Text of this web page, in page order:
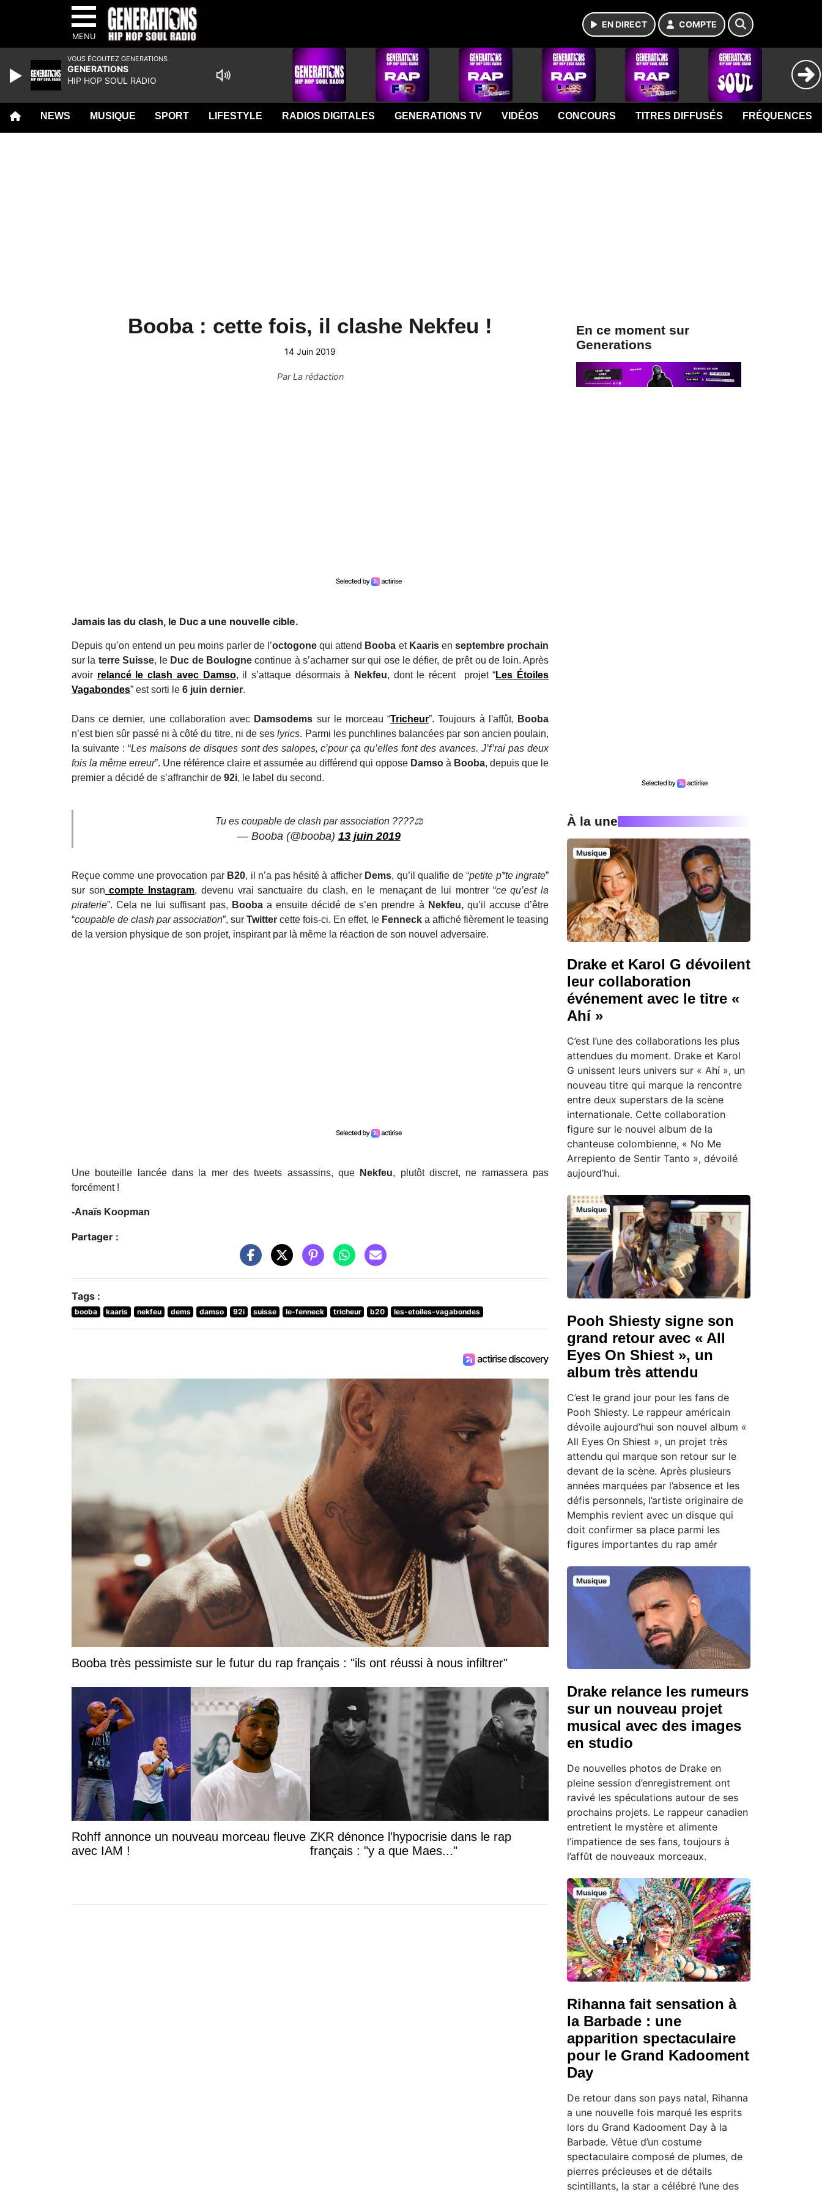
MENU
EN DIRECT COMPTE
NEWS MUSIQUE SPORT LIFESTYLE RADIOS DIGITALES GENERATIONS TV VIDÉOS CONCOURS TITRES DIFFUSÉS FRÉQUENCES
Booba : cette fois, il clashe Nekfeu !
14 Juin 2019
ParLa rédaction
Jamais las du clash, le Duc a une nouvelle cible.
Depuis qu’on entend un peu moins parler de l’octogone qui attend Booba et Kaarisen septembre prochain
sur la terre Suisse, le Duc de Boulognecontinue à s’acharner sur qui ose le défier, de prêt ou de loin. Après
avoir relancé le clash avec Damso, il s’attaque désormais à Nekfeu, dont le récent projet “Les Étoiles
Vagabondes” est sorti le 6 juin dernier.
Dans ce dernier, une collaboration avec Damsodems sur le morceau “Tricheur”. Toujours à l'affût, Booba
n’est bien sûr passé ni à côté du titre, ni de seslyrics. Parmi les punchlines balancées par son ancien poulain,
la suivante : “Les maisons de disques sont des salopes, c’pour ça qu’elles font des avances. J’f’rai pas deux
fois la même erreur”. Une référence claire et assumée au différend qui oppose Damso à Booba, depuis que le
premier a décidé de s’affranchir de 92i, le label du second.
Tu es coupable de clash par association ????⚖️
— Booba (@booba) 13 juin 2019
Reçue comme une provocation par B20, il n’a pas hésité à afficher Dems, qu’il qualifie de “petite p*te ingrate”
sur son compte Instagram, devenu vrai sanctuaire du clash, en le menaçant de lui montrer “ce qu’est la
piraterie”. Cela ne lui suffisant pas, Boobaa ensuite décidé de s’en prendre à Nekfeu,qu’il accuse d’être
“coupable de clash par association”, sur Twitter cette fois-ci. En effet, le Fenneck a affiché fièrement le teasing
de la version physique de son projet, inspirant par là même la réaction de son nouvel adversaire.
Une bouteille lancée dans la mer des tweets assassins, que Nekfeu, plutôt discret, ne ramassera pas
forcément !
-Anaïs Koopman
Partager :
Tags :
booba kaaris nekfeu dems damso 92i suisse le-fenneck tricheur b20 les-etoiles-vagabondes
Booba très pessimiste sur le futur du rap français : "ils ont réussi à nous infiltrer"
Rohff annonce un nouveau morceau fleuve
avec IAM !
ZKR dénonce l'hypocrisie dans le rap
français : "y a que Maes..."
En ce moment sur
Generations
À la une
Musique
Drake et Karol G dévoilent
leur collaboration
événement avec le titre «
Ahí »
C’est l’une des collaborations les plus
attendues du moment. Drake et Karol
G unissent leurs univers sur « Ahí », un
nouveau titre qui marque la rencontre
entre deux superstars de la scène
internationale. Cette collaboration
figure sur le nouvel album de la
chanteuse colombienne, « No Me
Arrepiento de Sentir Tanto », dévoilé
aujourd’hui.
Musique
Pooh Shiesty signe son
grand retour avec « All
Eyes On Shiest », un
album très attendu
C’est le grand jour pour les fans de
Pooh Shiesty. Le rappeur américain
dévoile aujourd’hui son nouvel album «
All Eyes On Shiest », un projet très
attendu qui marque son retour sur le
devant de la scène. Après plusieurs
années marquées par l’absence et les
défis personnels, l’artiste originaire de
Memphis revient avec un disque qui
doit confirmer sa place parmi les
figures importantes du rap amér
Musique
Drake relance les rumeurs
sur un nouveau projet
musical avec des images
en studio
De nouvelles photos de Drake en
pleine session d’enregistrement ont
ravivé les spéculations autour de ses
prochains projets. Le rappeur canadien
entretient le mystère et alimente
l’impatience de ses fans, toujours à
l’affût de nouveaux morceaux.
Musique
Rihanna fait sensation à
la Barbade : une
apparition spectaculaire
pour le Grand Kadooment
Day
De retour dans son pays natal, Rihanna
a une nouvelle fois marqué les esprits
lors du Grand Kadooment Day à la
Barbade. Vêtue d’un costume
spectaculaire composé de plumes, de
pierres précieuses et de détails
scintillants, la star a célébré l’une des
VOUS ÉCOUTEZ GENERATIONS
GENERATIONS
HIP HOP SOUL RADIO